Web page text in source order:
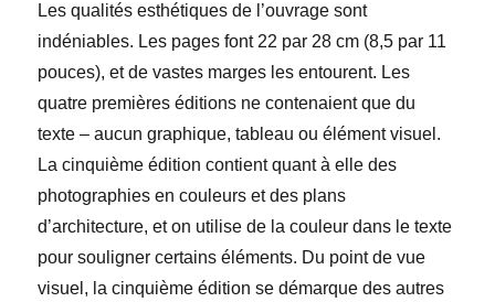
Les qualités esthétiques de l’ouvrage sont
indéniables. Les pages font 22 par 28 cm (8,5 par 11
pouces), et de vastes marges les entourent. Les
quatre premières éditions ne contenaient que du
texte – aucun graphique, tableau ou élément visuel.
La cinquième édition contient quant à elle des
photographies en couleurs et des plans
d’architecture, et on utilise de la couleur dans le texte
pour souligner certains éléments. Du point de vue
visuel, la cinquième édition se démarque des autres